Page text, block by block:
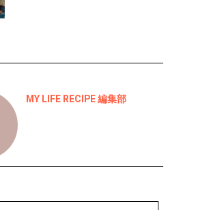
MY LIFE RECIPE 編集部